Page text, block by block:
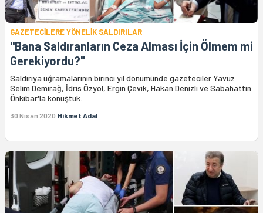
GAZETECİLERE YÖNELİK SALDIRILAR
"Bana Saldıranların Ceza Alması İçin Ölmem mi
Gerekiyordu?"
Saldırıya uğramalarının birinci yıl dönümünde gazeteciler Yavuz
Selim Demirağ, İdris Özyol, Ergin Çevik, Hakan Denizli ve Sabahattin
Önkibar'la konuştuk.
30 Nisan 2020 Hikmet Adal